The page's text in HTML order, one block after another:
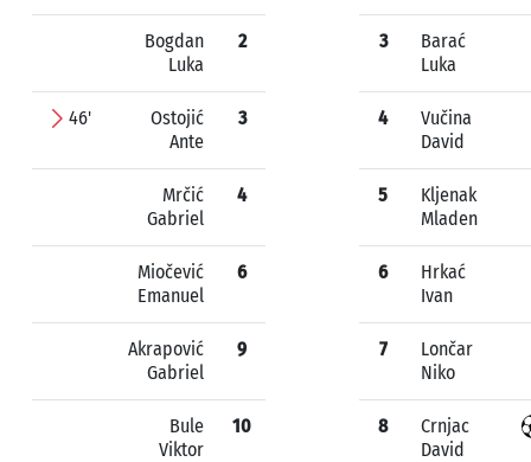
Bogdan
Luka
2
46'
Ostojić
Ante
3
Mrčić
Gabriel
4
Miočević
Emanuel
6
Akrapović
Gabriel
9
Bule
Viktor
10
3
Barać
Luka
4
Vučina
David
5
Kljenak
Mladen
6
Hrkać
Ivan
7
Lončar
Niko
8
Crnjac
David